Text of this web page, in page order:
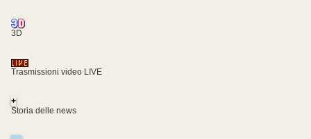
3D
Trasmissioni video LIVE
+
Storia delle news